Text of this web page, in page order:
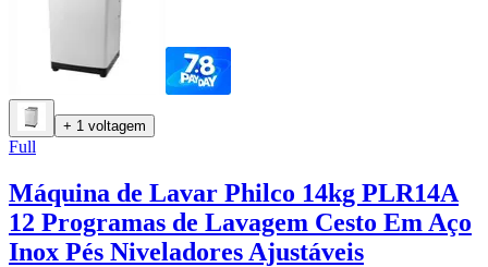
+ 1 voltagem
Full
Máquina de Lavar Philco 14kg PLR14A
12 Programas de Lavagem Cesto Em Aço
Inox Pés Niveladores Ajustáveis